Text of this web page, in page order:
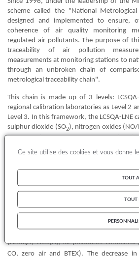
scheme called the "National
designed and implemented to ensure,
coherence of air quality monitoring
regulated air pollutants. The purpose of
traceability of air pollution
measurements at monitoring stations to
through an unbroken chain of
metrological traceability chain".
This chain is made up of 3 levels:
regional calibration laboratories as Level 2
Level 3. In this framework, the LCSQA-LNE
sulphur dioxide (SO2), nitrogen oxides (NO/
monoxide (CO) and nitrogen dioxide (NO )
and checks the quality of the air zero
In addition, the LCSQA-LNE directly
ethylbenzene and o,m,p-xylene
because of the relatively small number of
AASQA.
The following table summarizes the
(AASQA, LCSQA), all pollutants combined
CO, zero air and BTEX). The decrease
Ce site utilise des cookies et vous donne
TOUT
TOUT